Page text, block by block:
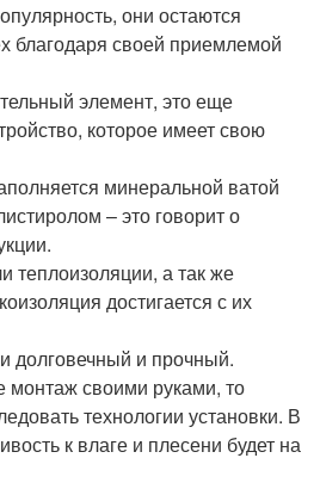
они остаются
благодаря своей приемлемой
элемент, это еще
которое имеет свою
минеральной ватой
– это говорит о
теплоизоляции, а так же
достигается с их
долговечный и прочный.
своими руками, то
технологии установки. В
к влаге и плесени будет на